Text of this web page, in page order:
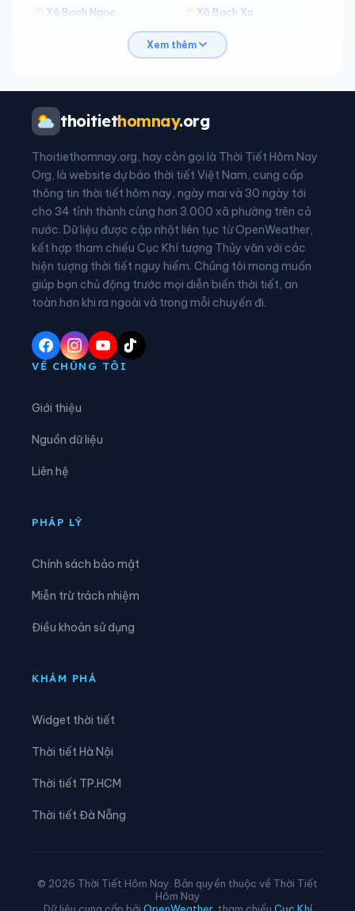
Xã Bạch Ngọc Xã Bạch Xa
Xã Bằng Lang
Xã Bình Xa
Xã Cao Bồ
Xã Côn Lôn Xã Đồng Tâm
Xã Đông Thọ Xã Đồng Văn
Xã Đồng Yên Xã Du Già
Xã Đường Hồng Xã Đường Thượng
Xã Giáp Trung Xã Hàm Yên
Xã Hồ Thầu
Xã Hoàng Su Phì
Xã Kim Bình
Xã Mèo Vạc
Xã Phố Bảng
Xem thêm
thoitiethomnay.org
Thoitiethomnay.org, hay còn gọi là Thời Tiết Hôm Nay
Org, là website dự báo thời tiết Việt Nam, cung cấp
thông tin thời tiết hôm nay, ngày mai và 30 ngày tới
cho 34 tỉnh thành cùng hơn 3.000 xã phường trên cả
nước. Dữ liệu được cập nhật liên tục từ OpenWeather,
kết hợp tham chiếu Cục Khí tượng Thủy văn với các
hiện tượng thời tiết nguy hiểm. Chúng tôi mong muốn
giúp bạn chủ động trước mọi diễn biến thời tiết, an
toàn hơn khi ra ngoài và trong mỗi chuyến đi.
VỀ CHÚNG TÔI
Giới thiệu
Nguồn dữ liệu
Liên hệ
PHÁP LÝ
Chính sách bảo mật
Miễn trừ trách nhiệm
Điều khoản sử dụng
KHÁM PHÁ
Widget thời tiết
Thời tiết Hà Nội
Thời tiết TP.HCM
Thời tiết Đà Nẵng
© 2026 Thời Tiết Hôm Nay. Bản quyền thuộc về Thời Tiết
Hôm Nay